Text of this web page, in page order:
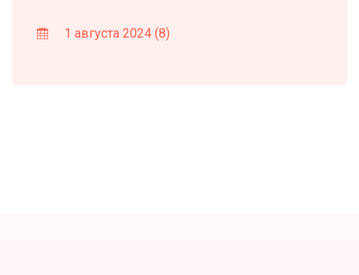
1 августа 2024 (8)